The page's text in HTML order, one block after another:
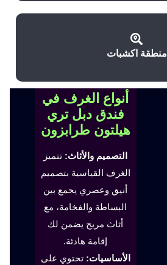
منطقة اكشبات
أنواع الغرف في
فندق دبل تري
هيلتون طرابزون
التصميم والأثاث: تتميز
الغرف القياسية بتصميم
أنيق وعصري يجمع بين
البساطة والفخامة، مع
أثاث مريح يضمن لك
إقامة هادئة.
الأساسيات: تحتوي على